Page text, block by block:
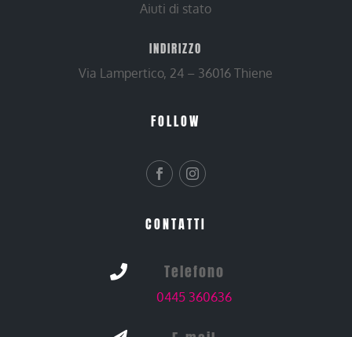
Aiuti di stato
INDIRIZZO
Via Lampertico, 24 – 36016 Thiene
FOLLOW
CONTATTI
 Telefono
0445 360636